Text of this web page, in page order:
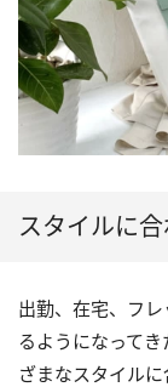
スタイルに
出勤、在宅、フ
るようになって
ざまなスタイルに